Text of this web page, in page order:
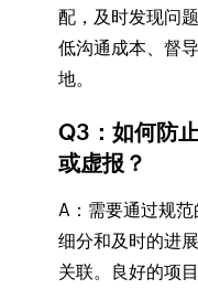
配，及时发现问
低沟通成本、督
地。
Q3：如何防
或虚报？
A：需要通过规
细分和及时的进
关联。良好的项